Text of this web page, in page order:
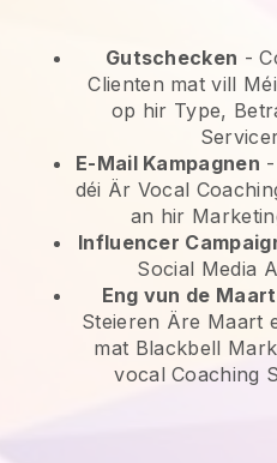
Gutschecken -
Clienten mat vill
op hir Type,
E-Mail Kampagnen
déi Är Vocal
an hir
Influencer
Social Media
Eng vun de
Steieren Äre Maart
mat Blackbell
vocal Coaching